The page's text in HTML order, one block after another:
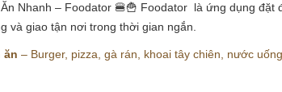
Nhanh – Foodator 🍔🍟 Foodator là ứng dụng đặt
và giao tận nơi trong thời gian ngắn.
ăn – Burger, pizza, gà rán, khoai tây chiên, nước